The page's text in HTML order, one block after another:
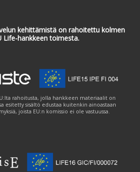
kehittämistä on rahoitettu kolmen
Life-hankkeen toimesta.
rahoitusta, jolla hankkeen materiaalit on
esitetty sisältö edustaa kuitenkin ainoastaan
joista EU:n komissio ei ole vastuussa.